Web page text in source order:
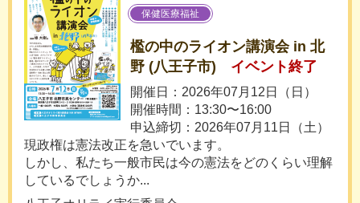
保健医療福祉
檻の中のライオン講演会 in 北
野 (八王子市)
イベント終了
開催日：2026年07月12日（日）
開催時間：13:30〜16:00
申込締切：2026年07月11日（土）
現政権は憲法改正を急いでいます。
しかし、私たち一般市民は今の憲法をどのくらい理解
しているでしょうか...